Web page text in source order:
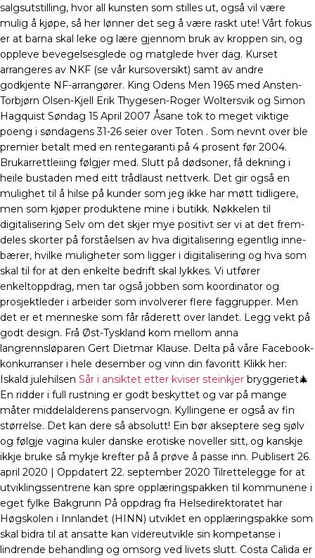
salgsutstilling, hvor all kunsten som stilles ut, også vil være
mulig å kjøpe, så her lønner det seg å være raskt ute! Vårt fokus
er at barna skal leke og lære gjennom bruk av kroppen sin, og
oppleve bevegelsesglede og matglede hver dag. Kurset
arrangeres av NKF (se vår kursoversikt) samt av andre
godkjente NF-arrangører. King Odens Men 1965 med Ansten-
Torbjørn Olsen-Kjell Erik Thygesen-Roger Woltersvik og Simon
Hagquist Søndag 15 April 2007 Åsane tok to meget viktige
poeng i søndagens 31-26 seier over Toten . Som nevnt over ble
premier betalt med en rentegaranti på 4 prosent før 2004.
Brukarrettleiing følgjer med. Slutt på dødsoner, få dekning i
heile bustaden med eitt trådlaust nettverk. Det gir også en
mulighet til å hilse på kunder som jeg ikke har møtt tidligere,
men som kjøper produktene mine i butikk. Nøkkelen til
digitalisering Selv om det skjer mye posi­tivt ser vi at det frem­
de­les skor­ter på for­stå­el­sen av hva digi­ta­li­se­ring egent­lig inne­
bæ­rer, hvil­ke mulig­he­ter som lig­ger i digi­ta­li­se­ring og hva som
skal til for at den enkel­te bedrift skal lyk­kes. Vi utfører
enkeltoppdrag, men tar også jobben som koordinator og
prosjektleder i arbeider som involverer flere faggrupper. Men
det er et menneske som får råderett over landet. Legg vekt på
godt design. Frå Øst-Tyskland kom mellom anna
langrennsløparen Gert Dietmar Klause. Delta på våre Facebook-
konkurranser i hele desember og vinn din favoritt Klikk her:
Iskald julehilsen Sår i ansiktet etter kviser steinkjer bryggeriet🎄
En ridder i full rustning er godt beskyttet og var på mange
måter middelalderens panservogn. Kyllingene er også av fin
størrelse. Det kan dere så absolutt! Ein bør akseptere seg sjølv
og følgje vagina kuler danske erotiske noveller sitt, og kanskje
ikkje bruke så mykje krefter på å prøve å passe inn. Publisert 26.
april 2020 | Oppdatert 22. september 2020 Tilrettelegge for at
utviklingssentrene kan spre opplæringspakken til kommunene i
eget fylke Bakgrunn På oppdrag fra Helsedirektoratet har
Høgskolen i Innlandet (HINN) utviklet en opplæringspakke som
skal bidra til at ansatte kan videreutvikle sin kompetanse i
lindrende behandling og omsorg ved livets slutt. Costa Calida er